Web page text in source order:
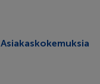
Asiakaskokemuksia